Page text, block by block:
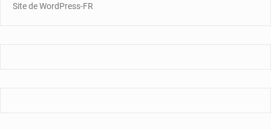
Site de WordPress-FR